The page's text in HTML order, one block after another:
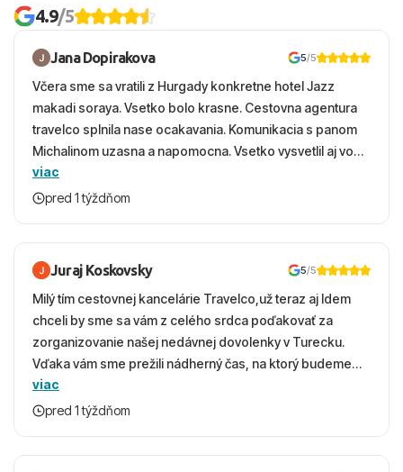
4.9/5
Jana Dopirakova 5/5
Včera sme sa vratili z Hurgady konkretne hotel Jazz
makadi soraya. Vsetko bolo krasne. Cestovna agentura
travelco splnila nase ocakavania. Komunikacia s panom
Michalinom uzasna a napomocna. Vsetko vysvetlil aj vo
vecernych hodinach zaco sa ospravedlnujem. Hotel
krasny, cisty. Sluzby top. Strava, prostredie, more,
viac
pred 1 týždňom
Juraj Koskovsky 5/5
Milý tím cestovnej kancelárie Travelco,už teraz aj Idem
chceli by sme sa vám z celého srdca poďakovať za
zorganizovanie našej nedávnej dovolenky v Turecku.
Vďaka vám sme prežili nádherný čas, na ktorý budeme
ešte dlho s úsmevom spomínať. ​Všetko prebehlo
absolútne hladko – od prvotného výberu zájazdu, cez
viac
pred 1 týždňom